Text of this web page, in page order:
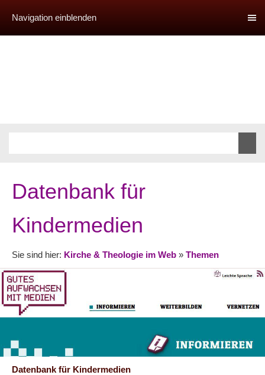
Navigation einblenden
Datenbank für
Kindermedien
Sie sind hier: Kirche & Theologie im Web » Themen
Datenbank für Kindermedien